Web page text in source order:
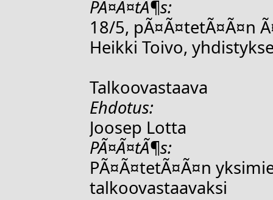
PÃ¤Ã¤tÃ¶s:
18/5, pÃ¤Ã¤tetÃ¤Ã¤n
Heikki Toivo,
Talkoovastaava
Ehdotus:
Joosep Lotta
PÃ¤Ã¤tÃ¶s:
PÃ¤Ã¤tetÃ¤Ã¤n
talkoovastaavaksi